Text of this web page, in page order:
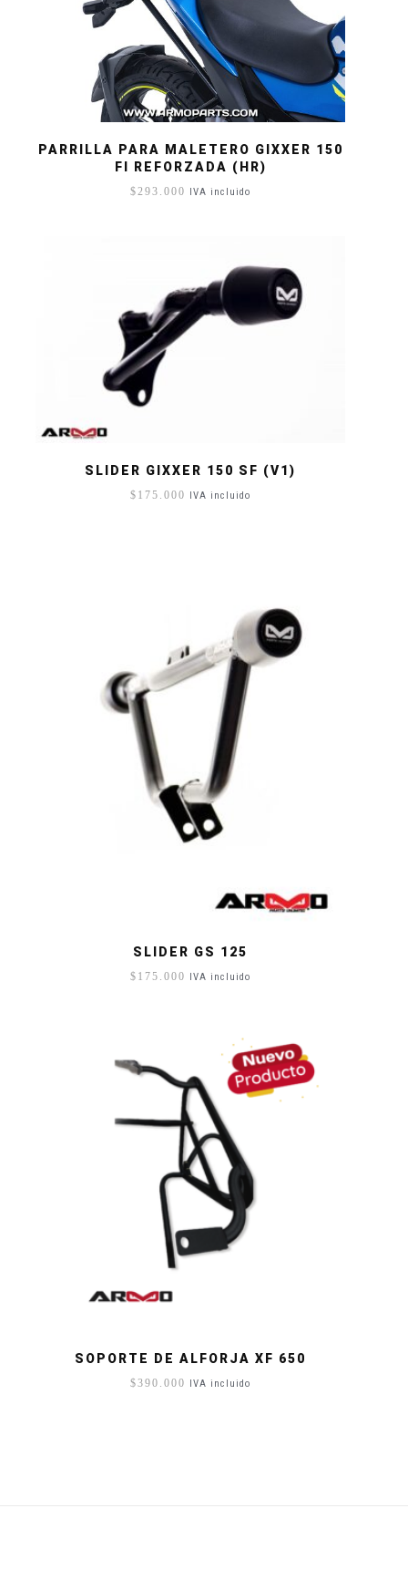
PARRILLA PARA MALETERO GIXXER 150
FI REFORZADA (HR)
$293.000 IVA incluido
SLIDER GIXXER 150 SF (V1)
$ 175.000 IVA incluido
SLIDER GS 125
$ 175.000 IVA incluido
SOPORTE DE ALFORJA XF 650
$390.000 IVA incluido